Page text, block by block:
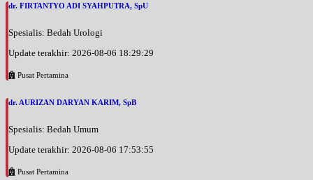
dr. FIRTANTYO ADI SYAHPUTRA, SpU
Spesialis: Bedah Urologi
Update terakhir: 2026-08-06 18:29:29
Pusat Pertamina
dr. AURIZAN DARYAN KARIM, SpB
Spesialis: Bedah Umum
Update terakhir: 2026-08-06 17:53:55
Pusat Pertamina